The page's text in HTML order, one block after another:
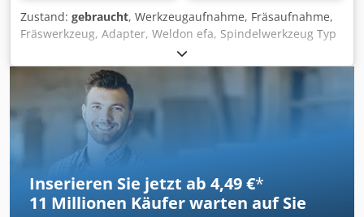
Zustand: gebraucht, Werkzeugaufnahme, Fräsaufnahme,
Fräswerkzeug, Adapter, Weldon efa, Spindelwerkzeug Typ
SK50x49x300-M24 -Aufnahme: SK50/ Ø 29 x 300 mm -
Abmessung ges.: Ø 98 x 440 mm -Gewicht: 7,0 kg Dcodpfx
Abjgkw Iys Sok
Inserieren Sie jetzt ab 4,49 €*
11 Millionen Käufer warten auf Sie